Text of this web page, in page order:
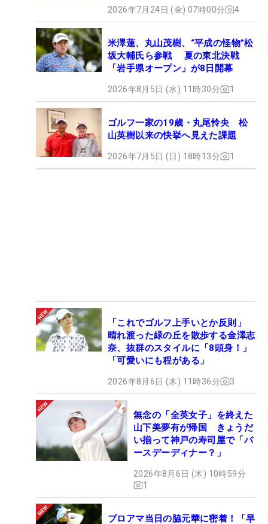
2026年7月24日 (金) 07時00分 4
米澤蓮、丸山茂樹、“平成の怪物”松
坂大輔氏ら参戦 夏の東北決戦
「岩手県オープン」が8日開幕
2026年8月5日 (水) 11時30分 1
ゴルフ一家の19歳・丸尾怜央 松
山英樹以来の快挙へ見えた課題
2026年7月5日 (日) 18時13分 1
「これでゴルフ上手いとか反則」
晴れ渡った緑の丘を散歩する金澤志
奈、抜群のスタイルに「8頭身！」
「可愛いにも程がある」
2026年8月6日 (木) 11時36分 3
無念の「全英女子」を終えた
山下美夢有が帰国 きょうだ
い揃って神戸の寿司屋で「バ
ースデーディナー？」
2026年8月6日 (木) 10時59分
1
プロアマ当日の脇元華に密着！「早